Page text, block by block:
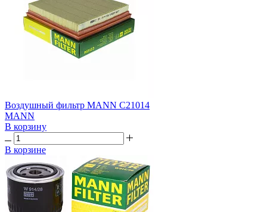
Воздушный фильтр MANN C21014
MANN
В корзину
В корзине